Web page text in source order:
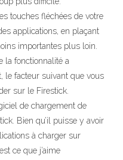
touches fléchées de votre
applications, en plaçant
importantes plus loin.
la fonctionnalité a
le facteur suivant que vous
sur le Firestick.
de chargement de
Bien qu’il puisse y avoir
à charger sur
ce que j’aime